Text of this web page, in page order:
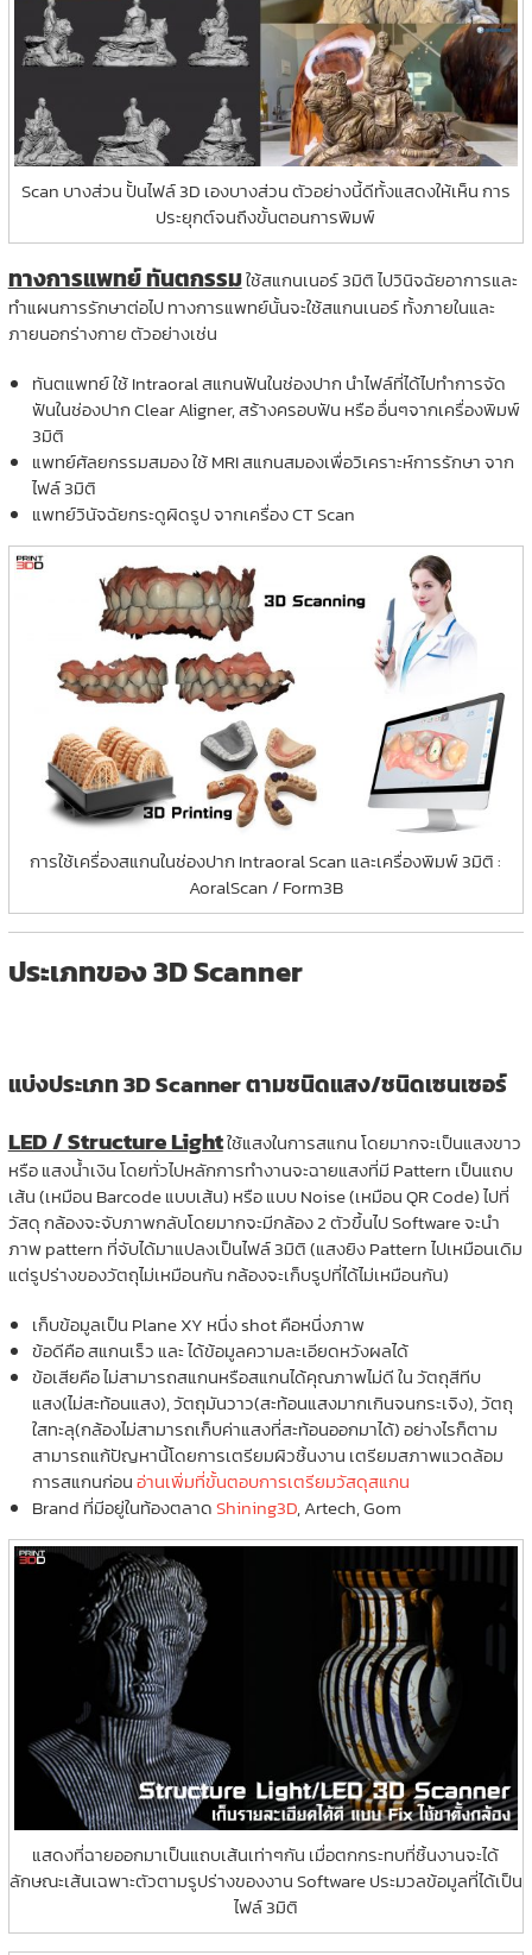
Scan บางส่วน ปั้นไฟล์ 3D เองบางส่วน ตัวอย่างนี้ดีทั้งแสดงให้เห็น การ
ประยุกต์จนถึงขั้นตอนการพิมพ์
ทางการแพทย์ ทันตกรรมใช้สแกนเนอร์ 3มิติ ไปวินิจฉัยอาการและ
ทำแผนการรักษาต่อไป ทางการแพทย์นั้นจะใช้สแกนเนอร์ ทั้งภายในและ
ภายนอกร่างกาย ตัวอย่างเช่น
ทันตแพทย์ ใช้ Intraoral สแกนฟันในช่องปาก นำไฟล์ที่ได้ไปทำการจัด
ฟันในช่องปาก Clear Aligner, สร้างครอบฟัน หรือ อื่นๆจากเครื่องพิมพ์
3มิติ
แพทย์ศัลยกรรมสมอง ใช้ MRI สแกนสมองเพื่อวิเคราะห์การรักษา จาก
ไฟล์ 3มิติ
แพทย์วินัจฉัยกระดูผิดรูป จากเครื่อง CT Scan
การใช้เครื่องสแกนในช่องปาก Intraoral Scan และเครื่องพิมพ์ 3มิติ :
AoralScan / Form3B
ประเภทของ 3D Scanner
แบ่งประเภท 3D Scanner ตามชนิดแสง/ชนิดเซนเซอร์
LED / Structure Lightใช้แสงในการสแกน โดยมากจะเป็นแสงขาว
หรือ แสงน้ำเงิน โดยทั่วไปหลักการทำงานจะฉายแสงที่มี Pattern เป็นแถบ
เส้น (เหมือน Barcode แบบเส้น) หรือ แบบ Noise (เหมือน QR Code) ไปที่
วัสดุ กล้องจะจับภาพกลับโดยมากจะมีกล้อง 2 ตัวขึ้นไป Software จะนำ
ภาพ pattern ที่จับได้มาแปลงเป็นไฟล์ 3มิติ (แสงยิง Pattern ไปเหมือนเดิม
แต่รูปร่างของวัตถุไม่เหมือนกัน กล้องจะเก็บรูปที่ได้ไม่เหมือนกัน)
เก็บข้อมูลเป็น Plane XY หนึ่ง shot คือหนึ่งภาพ
ข้อดีคือ สแกนเร็ว และ ได้ข้อมูลความละเอียดหวังผลได้
ข้อเสียคือ ไม่สามารถสแกนหรือสแกนได้คุณภาพไม่ดี ใน วัตถุสีทีบ
แสง(ไม่สะท้อนแสง), วัตถุมันวาว(สะท้อนแสงมากเกินจนกระเจิง), วัตถุ
ใสทะลุ(กล้องไม่สามารถเก็บค่าแสงที่สะท้อนออกมาได้) อย่างไรก็ตาม
สามารถแก้ปัญหานี้โดยการเตรียมผิวชิ้นงาน เตรียมสภาพแวดล้อม
การสแกนก่อนอ่านเพิ่มที่ขั้นตอบการเตรียมวัสดุสแกน
Brand ที่มีอยู่ในท้องตลาดShining3D, Artech, Gom
แสดงที่ฉายออกมาเป็นแถบเส้นเท่าๆกัน เมื่อตกกระทบที่ชิ้นงานจะได้
ลักษณะเส้นเฉพาะตัวตามรูปร่างของงาน Software ประมวลข้อมูลที่ได้เป็น
ไฟล์ 3มิติ